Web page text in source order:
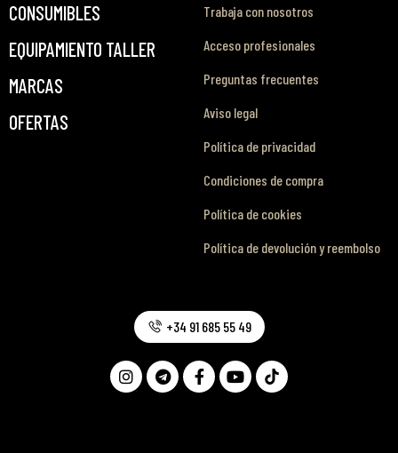
CONSUMIBLES
EQUIPAMIENTO TALLER
MARCAS
OFERTAS
Trabaja con nosotros
Acceso profesionales
Preguntas frecuentes
Aviso legal
Política de privacidad
Condiciones de compra
Política de cookies
Política de devolución y reembolso
+34 91 685 55 49